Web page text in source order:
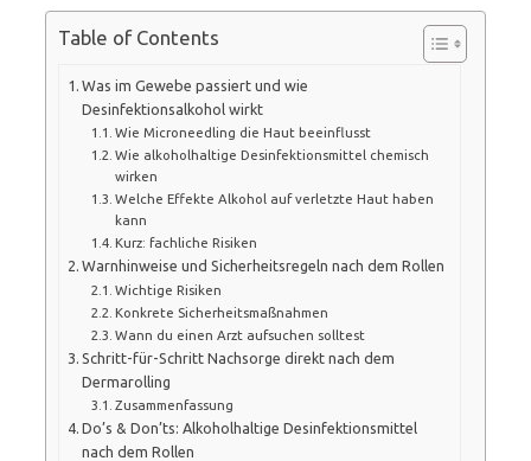
Table of Contents
Was im Gewebe passiert und wie
Desinfektionsalkohol wirkt
Wie Microneedling die Haut beeinflusst
Wie alkoholhaltige Desinfektionsmittel chemisch
wirken
Welche Effekte Alkohol auf verletzte Haut haben
kann
Kurz: fachliche Risiken
Warnhinweise und Sicherheitsregeln nach dem Rollen
Wichtige Risiken
Konkrete Sicherheitsmaßnahmen
Wann du einen Arzt aufsuchen solltest
Schritt-für-Schritt Nachsorge direkt nach dem
Dermarolling
Zusammenfassung
Do’s & Don’ts: Alkoholhaltige Desinfektionsmittel
nach dem Rollen